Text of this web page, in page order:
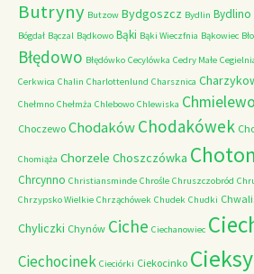
Butryny Butzow Bydgoszcz Bydlin Bydlino
Bógdał Bączal Bądkowo Bąki Bąki Wieczfnia Bąkowiec
Błędowo Błędówko Cecylówka Cedry Małe
Cerkwica Chalin Charlottenlund Charsznica
Chełmno Chełmża Chlebowo Chlewiska Chmielewo
Choczewo ChodakówChodakówek
Chomiąża Chorzele Choszczówka
Chrcynno Christiansminde Chrośle Chruszczobród
Chrzypsko Wielkie Chrząchówek Chudek Chudki
Chyliczki Chynów Ciche Ciechanowiec
Ciechocinek Cieciórki Ciekocinko